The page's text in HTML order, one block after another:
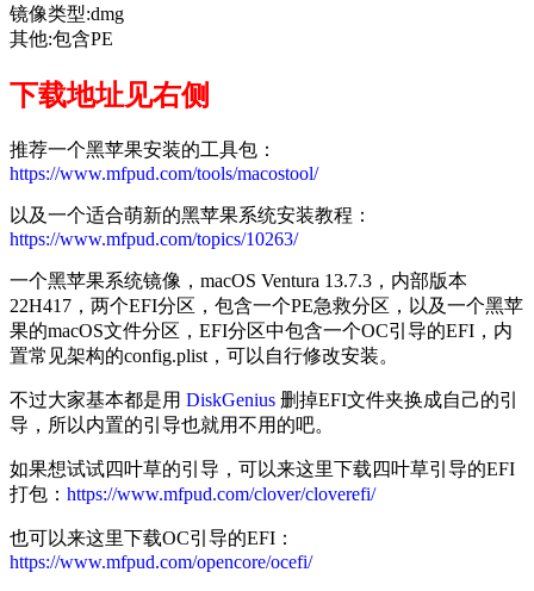
镜像类型:dmg
其他:包含PE
下载地址见右侧
推荐一个黑苹果安装的工具包：
https://www.mfpud.com/tools/macostool/
以及一个适合萌新的黑苹果系统安装教程：
https://www.mfpud.com/topics/10263/
一个黑苹果系统镜像，macOS Ventura 13.7.3，内部版本
22H417，两个EFI分区，包含一个PE急救分区，以及一个黑苹
果的macOS文件分区，EFI分区中包含一个OC引导的EFI，内
置常见架构的config.plist，可以自行修改安装。
不过大家基本都是用 DiskGenius 删掉EFI文件夹换成自己的引
导，所以内置的引导也就用不用的吧。
如果想试试四叶草的引导，可以来这里下载四叶草引导的EFI
打包： https://www.mfpud.com/clover/cloverefi/
也可以来这里下载OC引导的EFI：
https://www.mfpud.com/opencore/ocefi/